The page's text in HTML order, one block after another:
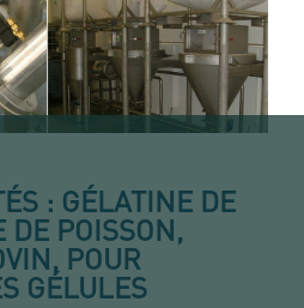
: GÉLATINE DE
DE POISSON,
POUR
GÉLULES